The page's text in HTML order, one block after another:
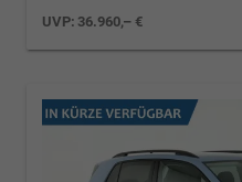
UVP: 36.960,– €